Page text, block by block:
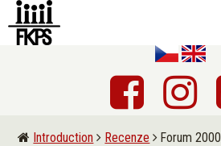
Introduction Recenze Forum 2000